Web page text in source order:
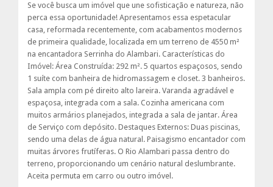
Se você busca um imóvel que une sofisticação e natureza, não
perca essa oportunidade! Apresentamos essa espetacular
casa, reformada recentemente, com acabamentos modernos
de primeira qualidade, localizada em um terreno de 4550 m²
na encantadora Serrinha do Alambari. Características do
Imóvel: Área Construída: 292 m². 5 quartos espaçosos, sendo
1 suíte com banheira de hidromassagem e closet. 3 banheiros.
Sala ampla com pé direito alto lareira. Varanda agradável e
espaçosa, integrada com a sala. Cozinha americana com
muitos armários planejados, integrada a sala de jantar. Área
de Serviço com depósito. Destaques Externos: Duas piscinas,
sendo uma delas de água natural. Paisagismo encantador com
muitas árvores frutíferas. O Rio Alambari passa dentro do
terreno, proporcionando um cenário natural deslumbrante.
Aceita permuta em carro ou outro imóvel.